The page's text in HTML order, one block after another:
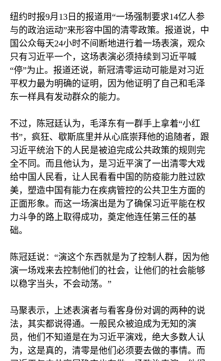
纽约时报9月 13 日的报道用“一场强制要求14亿人参
与的政治运动”来形容中国的清零政策。报道说，中
国公众每天24小时不间断地进行着一场表演，观众
只有习近平一个，这场表演必须持续到习近平喊
“停”为止。报道还说，新冠清零运动可能是对习近
平权力最为明确的证明，因为他证明了自己和毛泽
东一样具有发动群众的能力。
不过，陈冠廷认为，毛泽东有一群手上拿着“小红
书”，疯狂、歇斯底里并从心底崇拜他的追随者，跟
习近平统治下的人民是被迫完成公共政策的规则完
全不同。而且他认为，是习近平演了一出清零大戏
给中国人民看，让人民看看中国的防疫能力胜过欧
美，塑造中国有能力在疾病管控的公共卫生方面的
正面形象。而这一场演出是为了确保习近平能在权
力斗争的路上取得成功，奠定他连任第三任的基
础。
陈冠廷说：“演这个东西就是为了控制人群，因为他
演一场戏来去控制他们的社会，让他们的社会能够
以稳字当头，不会动荡。”
马聚表示，上述表演者与看客身份对调的两种的说
法，其实都说得通。一般民众被迫成为无知的演
员，他们不知道是在为习近平演戏，绝大多数人认
为，这是真的，清零是他们必须要去做的事情。而